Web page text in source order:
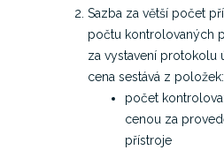
Sazba za větší počet
počtu kontrolovaných
za vystavení protokolu
cena sestává z položek:
počet
cenou za
přístroje